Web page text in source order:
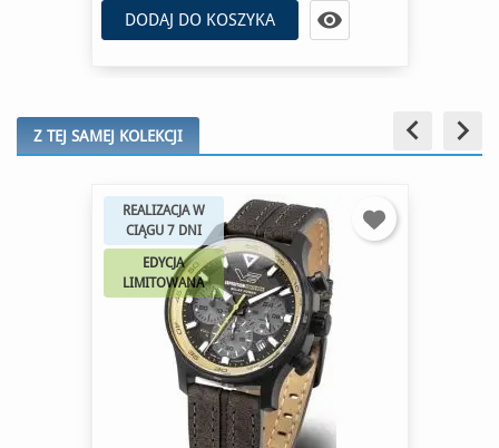
DODAJ DO KOSZYKA 
Z TEJ SAMEJ KOLEKCJI keyboard_arrow_left
REALIZACJA W
CIĄGU 7 DNI
EDYCJA
LIMITOWANA
keyboard_arrow_right